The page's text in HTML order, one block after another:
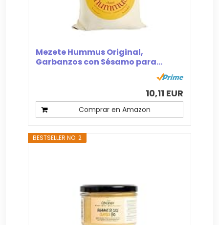
Mezete Hummus Original,
Garbanzos con Sésamo para...
10,11 EUR
Comprar en Amazon
BESTSELLER NO. 2